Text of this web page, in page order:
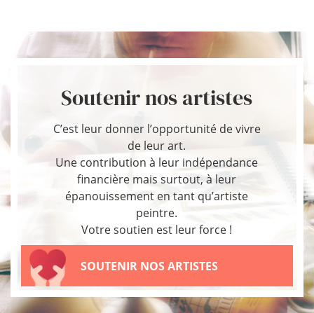
Soutenir nos artistes
C’est leur donner l’opportunité de vivre
de leur art.
Une contribution à leur indépendance
financière mais surtout, à leur
épanouissement en tant qu’artiste
peintre.
Votre soutien est leur force !
SOUTENIR NOS ARTISTES